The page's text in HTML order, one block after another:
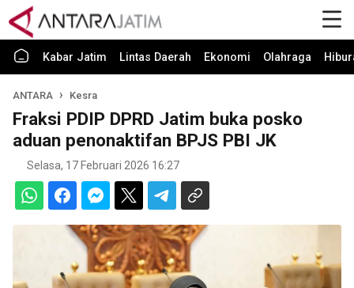
Kabar Jatim Lintas Daerah Ekonomi Olahraga
ANTARA Kesra
Fraksi PDIP DPRD Jatim buka posko
aduan penonaktifan BPJS PBI JK
Selasa, 17 Februari 2026 16:27